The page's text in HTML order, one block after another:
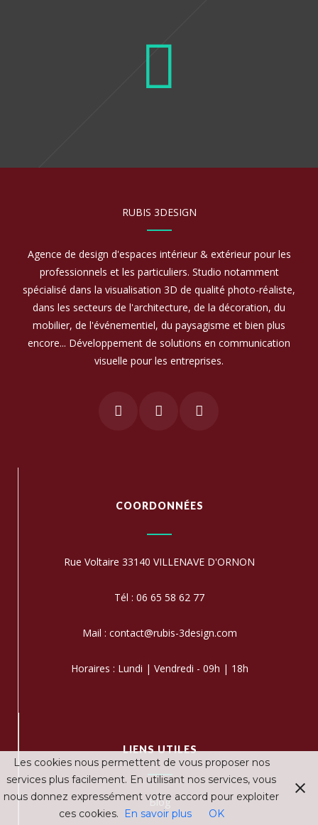
RUBIS 3DESIGN
Agence de design d'espaces intérieur & extérieur pour les
professionnels et les particuliers. Studio notamment
spécialisé dans la visualisation 3D de qualité photo-réaliste,
dans les secteurs de l'architecture, de la décoration, du
mobilier, de l'événementiel, du paysagisme et bien plus
encore... Développement de solutions en communication
visuelle pour les entreprises.
COORDONNÉES
Rue Voltaire 33140 VILLENAVE D'ORNON
Tél : 06 65 58 62 77
Mail : contact@rubis-3design.com
Horaires : Lundi | Vendredi - 09h | 18h
LIENS UTILES
Blog
Les cookies nous permettent de vous proposer nos
services plus facilement. En utilisant nos services, vous
nous donnez expressément votre accord pour exploiter
ces cookies.
En savoir plus OK